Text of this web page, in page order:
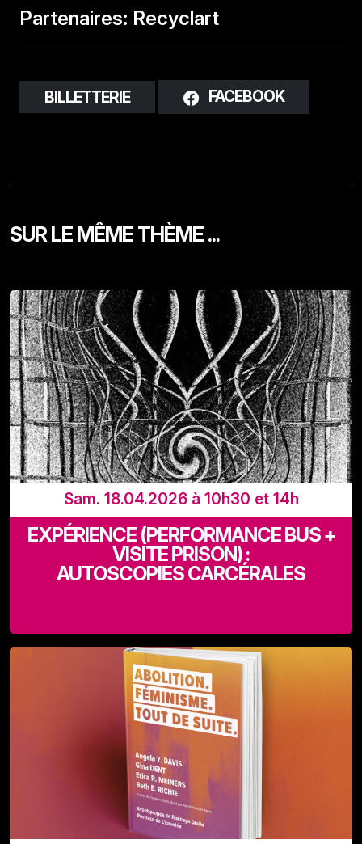
Partenaires: Recyclart
BILLETTERIE FACEBOOK
SUR LE MÊME THÈME ...
Sam. 18.04.2026 à 10h30 et 14h
EXPÉRIENCE (PERFORMANCE BUS +
VISITE PRISON) :
AUTOSCOPIES CARCÉRALES
Départ Recyclart (Rue de Manchester 13-15 - 1080
Bruxelles)